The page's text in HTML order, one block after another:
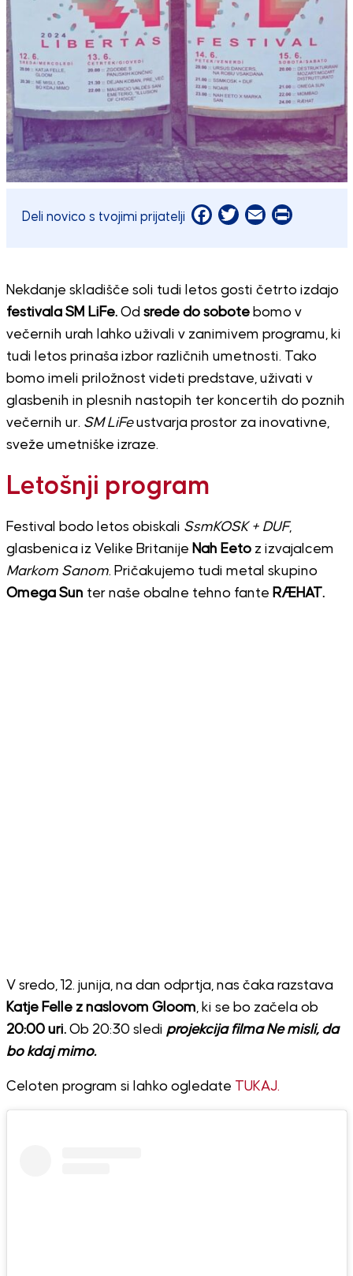
Deli novico s tvojimi prijatelji Facebook
Twitter
EmailPrint
Nekdanje skladišče soli tudi letos gosti četrto izdajo
festivala SM LiFe.Od srede do sobotebomo v
večernih urah lahko uživali v zanimivem programu, ki
tudi letos prinaša izbor različnih umetnosti. Tako
bomo imeli priložnost videti predstave, uživati v
glasbenih in plesnih nastopih ter koncertih do poznih
večernih ur. SM LiFeustvarja prostor za inovativne,
sveže umetniške izraze.
Letošnji program
Festival bodo letos obiskali SsmKOSK + DUF,
glasbenica iz Velike Britanije Nah Eetoz izvajalcem
Markom Sanom. Pričakujemo tudi metal skupino
Omega Sun ter naše obalne tehno fante RÆHAT.
V sredo, 12. junija, na dan odprtja, nas čaka razstava
Katje Felle z naslovom Gloom, ki se bo začela ob
20:00 uri.Ob 20:30 sledi projekcija filma Ne misli, da
bo kdaj mimo.
Celoten program si lahko ogledate TUKAJ.